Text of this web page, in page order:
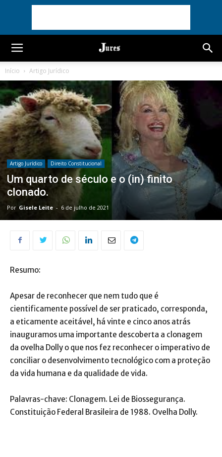
Início Artigo Jurídico
Artigo Jurídico Direito Constitucional
Um quarto de século e o (in) finito
clonado.
Por Gisele Leite - 6 de julho de 2021
Resumo:
Apesar de reconhecer que nem tudo que é
cientificamente possível de ser praticado, corresponda,
a eticamente aceitável, há vinte e cinco anos atrás
inauguramos uma importante descoberta a clonagem
da ovelha Dolly o que nos fez reconhecer o imperativo de
conciliar o desenvolvimento tecnológico com a proteção
da vida humana e da qualidade de vida.
Palavras-chave: Clonagem. Lei de Biossegurança.
Constituição Federal Brasileira de 1988. Ovelha Dolly.